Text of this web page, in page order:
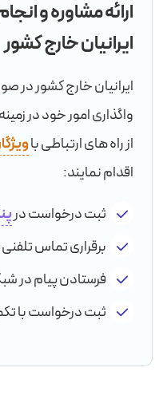
ارائه مشاوره و
ایرانیان خارج کشور
ایرانیان خارج کشور در
واگذاری امور خود در
از راه های ارتباطی با
اقدام نمایند:
ثبت درخواست در
برقراری تماس تلفنی
فرستادن پیام در
ثبت درخواست با